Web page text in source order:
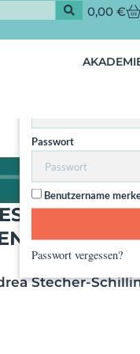
0,00€
Dieser
Passwort
Benutzername
Passwort vergessen?
ZUR
PSYCHE
Stecher-